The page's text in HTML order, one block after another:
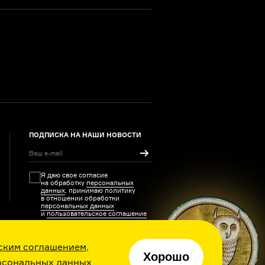
соглашением,
данных Хорошо
ПОДПИСКА НА НАШИ НОВОСТИ
Я даю свое согласие
на обработку персональных
данных, принимаю политику
в отношении обработки
персональных данных
и пользовательское соглашение
каждый день